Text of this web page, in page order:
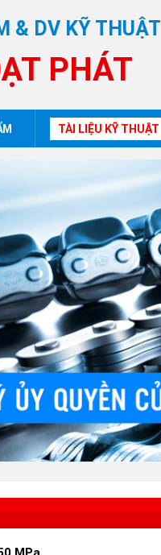
& DV KỸ THUẬT
PHÁT
TÀI LIỆU KỸ THUẬT